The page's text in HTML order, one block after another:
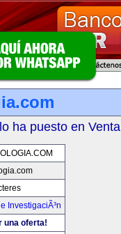
ha puesto en Venta
InvestigaciÃ³n
una oferta!